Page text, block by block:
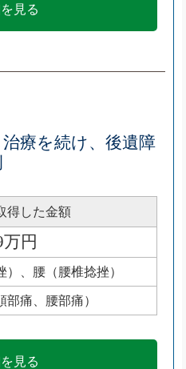
見る
療を続け、後遺障
得した金額
万円
）、腰（腰椎捻挫）
部痛、腰部痛）
見る